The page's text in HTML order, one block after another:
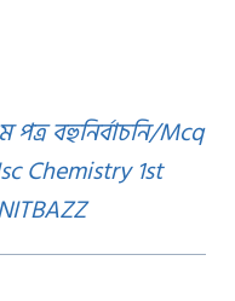
বহুনির্বাচনি/Mcq
Chemistry 1st